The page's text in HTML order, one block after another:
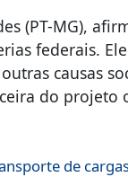
(PT-MG),
federais.
causas
do projeto
de